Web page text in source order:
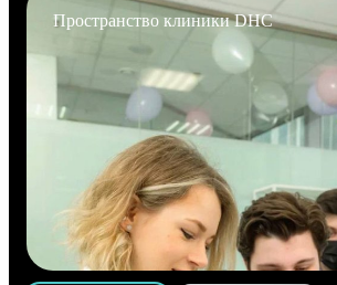
Пространство клиники DHC